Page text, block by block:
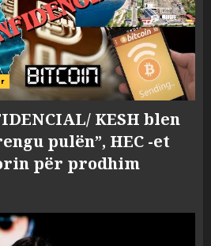
KESH blen
pulën”, HEC -et
për prodhim